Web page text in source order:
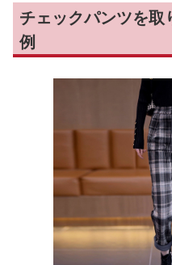
チェックパンツを
例